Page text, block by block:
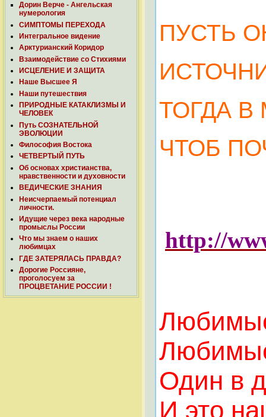
Дорин Верче - Ангельская
нумерология
СИМПТОМЫ ПЕРЕХОДА
Интегральное видение
Арктурианский Коридор
Взаимодействие со Стихиями
ИСЦЕЛЕНИЕ И ЗАЩИТА
Наше Высшее Я
Наши путешествия
ПРИРОДНЫЕ КАТАКЛИЗМЫ И
ЧЕЛОВЕК
Путь СОЗНАТЕЛЬНОЙ
ЭВОЛЮЦИИ
Философия Востока
ЧЕТВЕРТЫЙ ПУТЬ
Об основах христианства,
нравственности и духовности
ВЕДИЧЕСКИЕ ЗНАНИЯ
Неисчерпаемый потенциал
личности.
Идущие через века народные
промыслы России
Что мы знаем о наших
любимцах
ГДЕ ЗАТЕРЯЛАСЬ ПРАВДА?
Дорогие Россияне,
проголосуем за
ПРОЦВЕТАНИЕ РОССИИ !
ПУСТЬ
ТОГДА В
ЧТОБ
http://
Один в
И это